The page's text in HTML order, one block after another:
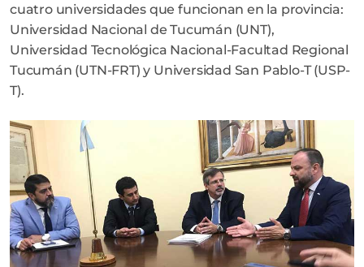
cuatro universidades que funcionan en la provincia:
Universidad Nacional de Tucumán (UNT),
Universidad Tecnológica Nacional-Facultad Regional
Tucumán (UTN-FRT) y Universidad San Pablo-T (USP-
T).